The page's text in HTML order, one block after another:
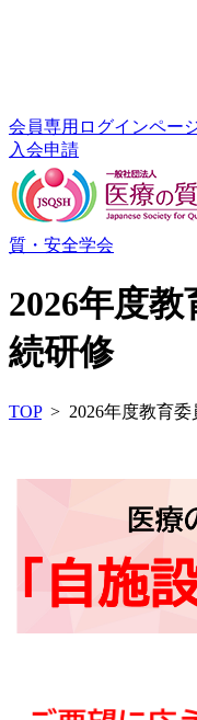
会員専用ログインペー
入会申請
質・安全学会
2026年度
続研修
TOP> 2026年度教育